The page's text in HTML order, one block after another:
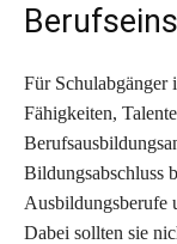
Für Schulabgänger
Fähigkeiten,
Bildungsabschluss
Ausbildungsberufe
Dabei sollten sie